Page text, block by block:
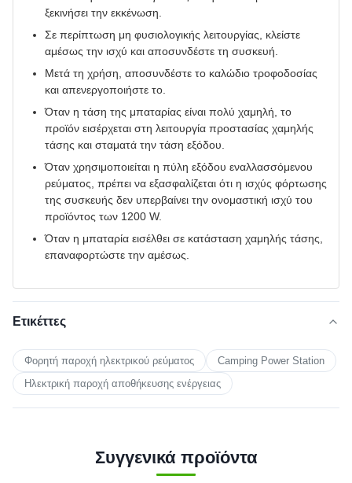
ξεκινήσει την εκκένωση.
Σε περίπτωση μη φυσιολογικής λειτουργίας, κλείστε
αμέσως την ισχύ και αποσυνδέστε τη συσκευή.
Μετά τη χρήση, αποσυνδέστε το καλώδιο τροφοδοσίας
και απενεργοποιήστε το.
Όταν η τάση της μπαταρίας είναι πολύ χαμηλή, το
προϊόν εισέρχεται στη λειτουργία προστασίας χαμηλής
τάσης και σταματά την τάση εξόδου.
Όταν χρησιμοποιείται η πύλη εξόδου εναλλασσόμενου
ρεύματος, πρέπει να εξασφαλίζεται ότι η ισχύς φόρτωσης
της συσκευής δεν υπερβαίνει την ονομαστική ισχύ του
προϊόντος των 1200 W.
Όταν η μπαταρία εισέλθει σε κατάσταση χαμηλής τάσης,
επαναφορτώστε την αμέσως.
Ετικέττες
Φορητή παροχή ηλεκτρικού ρεύματος
Camping Power Station
Ηλεκτρική παροχή αποθήκευσης ενέργειας
Συγγενικά προϊόντα